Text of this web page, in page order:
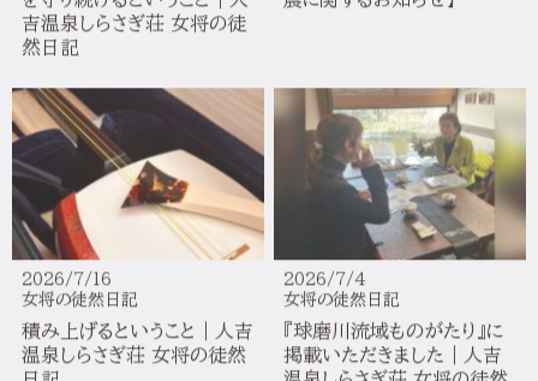
吉温泉しらさぎ荘 女将の徒
然日記
2026/7/16
女将の徒然日記
積み上げるということ｜人吉
温泉しらさぎ荘 女将の徒然
日記
2026/7/4
女将の徒然日記
『球磨川流域ものがたり』に
掲載いただきました｜人吉
温泉しらさぎ荘 女将の徒然